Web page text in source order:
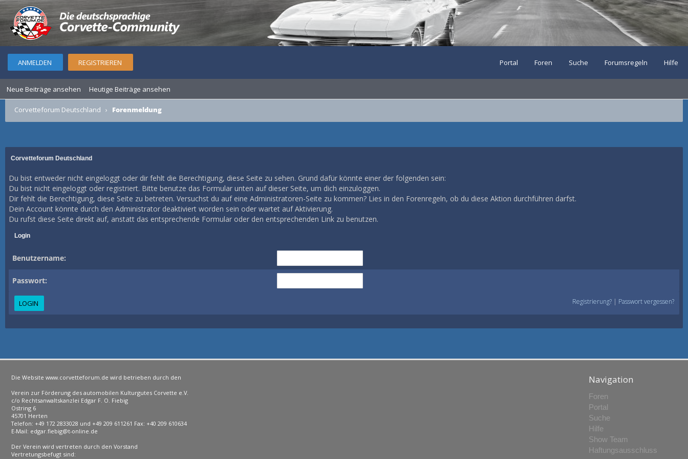
ANMELDEN REGISTRIEREN Portal Foren Suche Forumsregeln Hilfe
Neue Beiträge ansehen Heutige Beiträge ansehen
Corvetteforum Deutschland › Forenmeldung
Corvetteforum Deutschland
Du bist entweder nicht eingeloggt oder dir fehlt die Berechtigung, diese Seite zu sehen. Grund dafür könnte einer der folgenden sein:
Du bist nicht eingeloggt oder registriert. Bitte benutze das Formular unten auf dieser Seite, um dich einzuloggen.
Dir fehlt die Berechtigung, diese Seite zu betreten. Versuchst du auf eine Administratoren-Seite zu kommen? Lies in den Forenregeln, ob du diese Aktion durchführen darfst.
Dein Account könnte durch den Administrator deaktiviert worden sein oder wartet auf Aktivierung.
Du rufst diese Seite direkt auf, anstatt das entsprechende Formular oder den entsprechenden Link zu benutzen.
Login
Benutzername:
Passwort:
Registrierung? | Passwort vergessen?
Navigation
Foren
Portal
Suche
Hilfe
Show Team
Haftungsausschluss
Die Website www.corvetteforum.de wird betrieben durch den
Verein zur Förderung des automobilen Kulturgutes Corvette e.V.
c/o Rechtsanwaltskanzlei Edgar F. O. Fiebig
Ostring 6
45701 Herten
Telefon: +49 172 2833028 und +49 209 611261 Fax: +40 209 610634
E-Mail: edgar.fiebig@t-online.de
Der Verein wird vertreten durch den Vorstand
Vertretungsbefugt sind: